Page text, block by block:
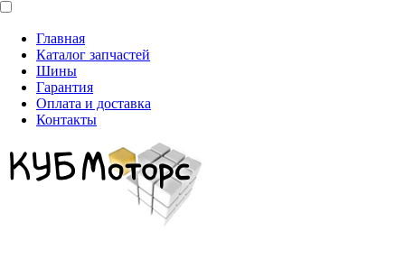
Главная
Каталог запчастей
Шины
Гарантия
Оплата и доставка
Контакты